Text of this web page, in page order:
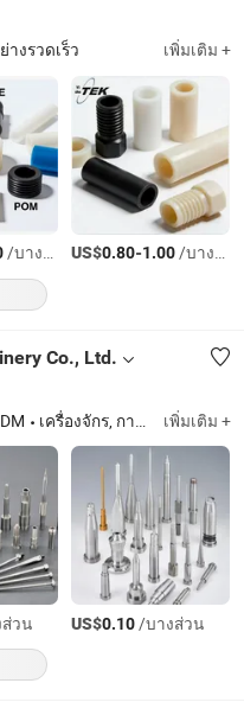
างรวดเร็ว เพิ่มเติม +
/บางส่วน US$0.80-1.00/บางส่วน
Co., Ltd.
เครื่องจักร, การกลึงที่แม่นยำ, การกลึงแบบกำหนดเอง, การออกแบบเครื่องมือ, การปรับเปลี่ยนเครื่องมือ เพิ่มเติม +
วน US$0.10/บางส่วน